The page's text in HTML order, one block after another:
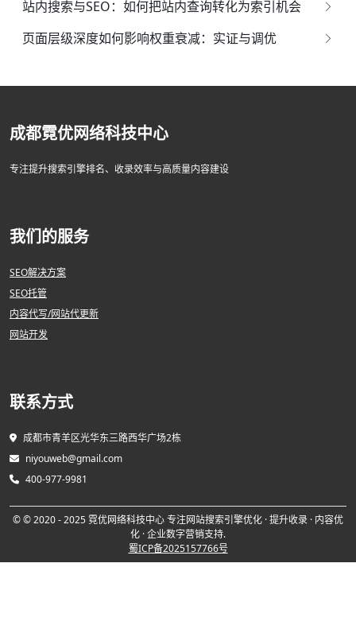
站内搜索与SEO：如何把站内查询转化为索引机会
页面层级深度如何影响权重衰减：实证与调优
成都霓优网络科技中心
专注提升搜索引擎排名、收录效率与高质量内容建设
我们的服务
SEO解决方案
SEO托管
内容代写/网站代更新
网站开发
联系方式
成都市青羊区光华东三路西华广场2栋
niyouweb@gmail.com
400-977-9981
© © 2020 - 2025 霓优网络科技中心 专注网站搜索引擎优化 · 提升收录 · 内容优
化 · 企业数字营销支持.
蜀ICP备2025157766号